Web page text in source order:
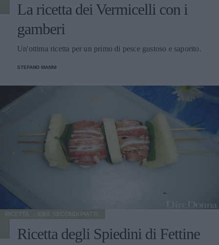
La ricetta dei Vermicelli con i
gamberi
Un'ottima ricetta per un primo di pesce gustoso e saporito.
STEFANO MANNI
RICETTA IDEE SECONDI PIATTI
Ricetta degli Spiedini di Fettine